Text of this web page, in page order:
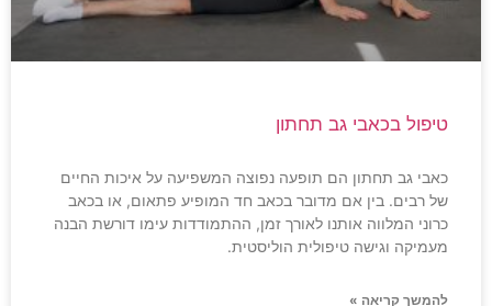
טיפול בכאבי גב תחתון
כאבי גב תחתון הם תופעה נפוצה המשפיעה על איכות החיים
של רבים. בין אם מדובר בכאב חד המופיע פתאום, או בכאב
כרוני המלווה אותנו לאורך זמן, ההתמודדות עימו דורשת הבנה
מעמיקה וגישה טיפולית הוליסטית.
להמשך קריאה »